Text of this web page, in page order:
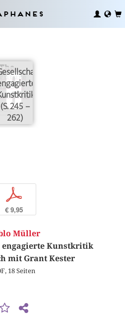
(S. 245 –
262)
p
€ 9,95
Müller
engagierte Kunstkritik
mit Grant Kester
18 Seiten